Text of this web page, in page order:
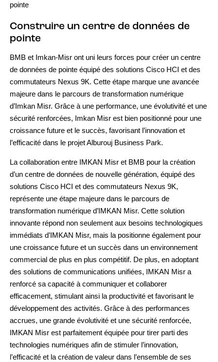
pointe
Construire un centre de données de
pointe
BMB et Imkan-Misr ont uni leurs forces pour créer un centre
de données de pointe équipé des solutions Cisco HCI et des
commutateurs Nexus 9K. Cette étape marque une avancée
majeure dans le parcours de transformation numérique
d’Imkan Misr. Grâce à une performance, une évolutivité et une
sécurité renforcées, Imkan Misr est bien positionné pour une
croissance future et le succès, favorisant l’innovation et
l’efficacité dans le projet Alburouj Business Park.
La collaboration entre IMKAN Misr et BMB pour la création
d’un centre de données de nouvelle génération, équipé des
solutions Cisco HCI et des commutateurs Nexus 9K,
représente une étape majeure dans le parcours de
transformation numérique d’IMKAN Misr. Cette solution
innovante répond non seulement aux besoins technologiques
immédiats d’IMKAN Misr, mais la positionne également pour
une croissance future et un succès dans un environnement
commercial de plus en plus compétitif. De plus, en adoptant
des solutions de communications unifiées, IMKAN Misr a
renforcé sa capacité à communiquer et collaborer
efficacement, stimulant ainsi la productivité et favorisant le
développement des activités. Grâce à des performances
accrues, une grande évolutivité et une sécurité renforcée,
IMKAN Misr est parfaitement équipée pour tirer parti des
technologies numériques afin de stimuler l’innovation,
l’efficacité et la création de valeur dans l’ensemble de ses